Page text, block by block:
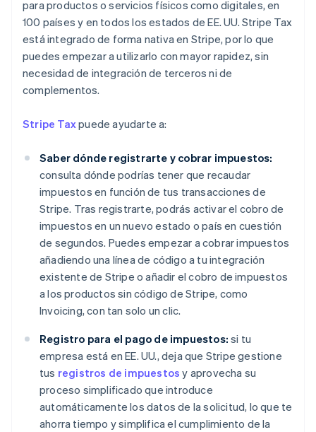
para productos o servicios físicos como digitales, en
100 países y en todos los estados de EE. UU. Stripe Tax
está integrado de forma nativa en Stripe, por lo que
puedes empezar a utilizarlo con mayor rapidez, sin
necesidad de integración de terceros ni de
complementos.
Stripe Taxpuede ayudarte a:
Saber dónde registrarte y cobrar impuestos:
consulta dónde podrías tener que recaudar
impuestos en función de tus transacciones de
Stripe. Tras registrarte, podrás activar el cobro de
impuestos en un nuevo estado o país en cuestión
de segundos. Puedes empezar a cobrar impuestos
añadiendo una línea de código a tu integración
existente de Stripe o añadir el cobro de impuestos
a los productos sin código de Stripe, como
Invoicing, con tan solo un clic.
Registro para el pago de impuestos: si tu
empresa está en EE. UU., deja que Stripe gestione
tus registros de impuestos y aprovecha su
proceso simplificado que introduce
automáticamente los datos de la solicitud, lo que te
ahorra tiempo y simplifica el cumplimiento de la
Alemania
Deutsch
Australia
English
Austria
DeutschEnglish
Bélgica
Nederlands Deutsch English